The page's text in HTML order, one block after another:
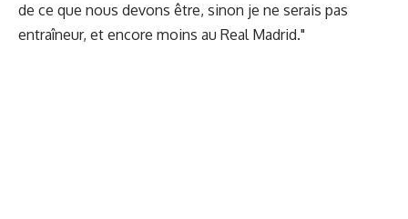
de ce que nous devons être, sinon je ne serais pas
entraîneur, et encore moins au Real Madrid."